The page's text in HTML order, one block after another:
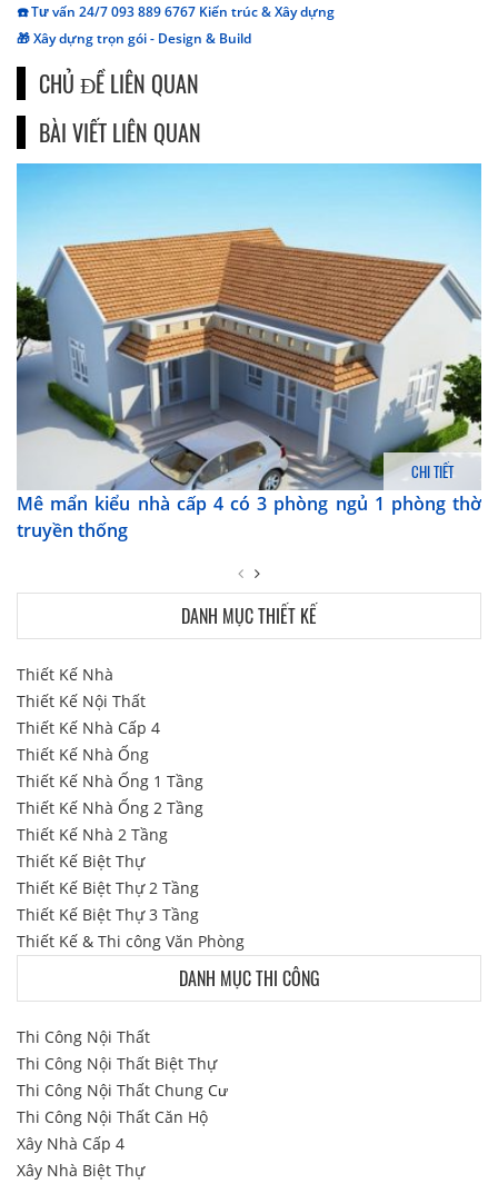
☎️ Tư vấn 24/7 093 889 6767 Kiến trúc & Xây dựng
🎁 Xây dựng trọn gói - Design & Build
CHỦ ĐỀ LIÊN QUAN
BÀI VIẾT LIÊN QUAN
CHI TIẾT
Mê mẩn kiểu nhà cấp 4 có 3 phòng ngủ 1 phòng thờ
truyền thống
DANH MỤC THIẾT KẾ
Thiết Kế Nhà
Thiết Kế Nội Thất
Thiết Kế Nhà Cấp 4
Thiết Kế Nhà Ống
Thiết Kế Nhà Ống 1 Tầng
Thiết Kế Nhà Ống 2 Tầng
Thiết Kế Nhà 2 Tầng
Thiết Kế Biệt Thự
Thiết Kế Biệt Thự 2 Tầng
Thiết Kế Biệt Thự 3 Tầng
Thiết Kế & Thi công Văn Phòng
DANH MỤC THI CÔNG
Thi Công Nội Thất
Thi Công Nội Thất Biệt Thự
Thi Công Nội Thất Chung Cư
Thi Công Nội Thất Căn Hộ
Xây Nhà Cấp 4
Xây Nhà Biệt Thự